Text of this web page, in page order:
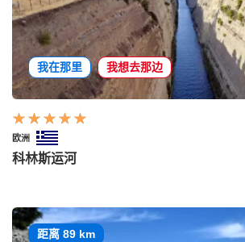
我在那里 我想去那边
欧洲
科林斯运河
距离 89 km